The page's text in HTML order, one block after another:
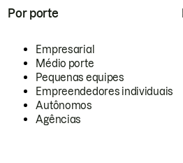
Por porte
Empresarial
Médio porte
Pequenas equipes
Empreendedores individuais
Autônomos
Agências